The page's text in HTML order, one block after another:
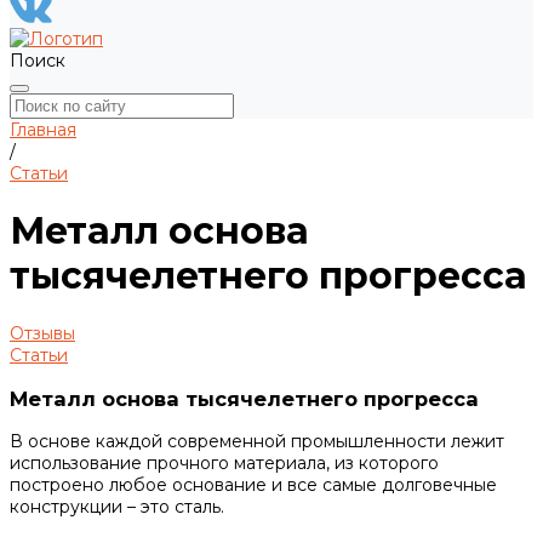
Поиск
Главная
/
Статьи
Металл основа
тысячелетнего прогресса
Отзывы
Статьи
Металл основа тысячелетнего прогресса
В основе каждой современной промышленности лежит
использование прочного материала, из которого
построено любое основание и все самые долговечные
конструкции – это сталь.